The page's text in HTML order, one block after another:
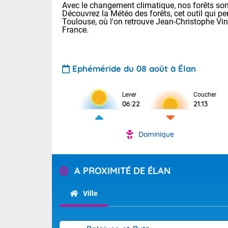
Tendance
Avec le changement climatique, nos forêts
Découvrez la Météo des forêts, cet outil qui
Toulouse, où l'on retrouve Jean-Christophe
France.
Ephéméride du 08 août à Élan
Lever
06:22
Coucher
21:13
Dominique
A PROXIMITÉ DE ÉLAN
Ville
Voici les
: 22/28 Paris
Clermont-
Lille : 22/29
Cet après-